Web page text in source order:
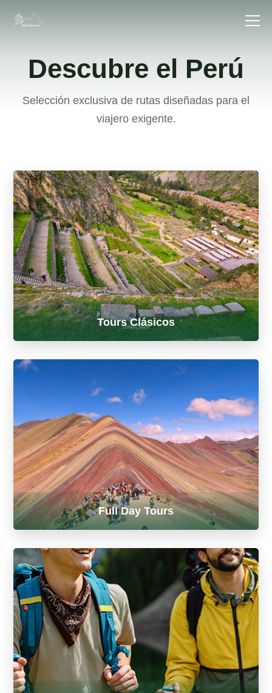
Descubre el Perú
Selección exclusiva de rutas diseñadas para el
viajero exigente.
Tours Clásicos
Rutas clásicas por todo el Perú
Full Day Tours
Experiencias únicas en un día